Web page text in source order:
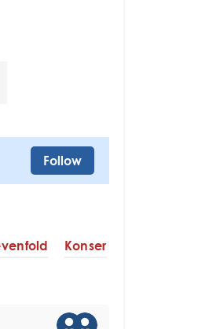
Follow
Konser